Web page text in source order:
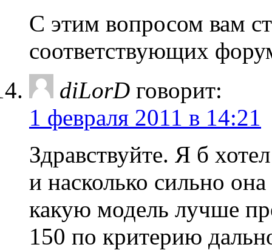
С этим вопросом вам
соответствующих
diLorD говорит:
1 февраля 2011 в 14:21
Здравствуйте. Я б
и насколько сильно
какую модель лучше
150 по критерию